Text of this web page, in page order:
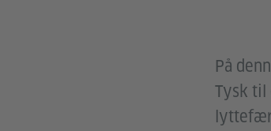
På
Tysk til